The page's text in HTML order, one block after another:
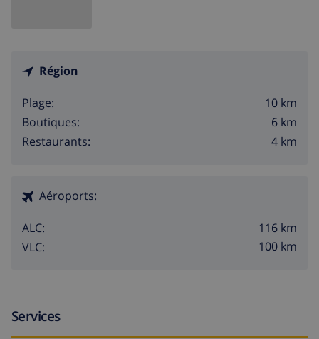
Région
Plage:
10 km
Boutiques:
6 km
Restaurants:
4 km
Aéroports:
ALC:
116 km
VLC:
100 km
Services